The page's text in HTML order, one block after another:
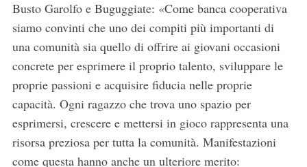
Busto Garolfo e Buguggiate: «Come banca cooperativa
siamo convinti che uno dei compiti più importanti di
una comunità sia quello di offrire ai giovani occasioni
concrete per esprimere il proprio talento, sviluppare le
proprie passioni e acquisire fiducia nelle proprie
capacità. Ogni ragazzo che trova uno spazio per
esprimersi, crescere e mettersi in gioco rappresenta una
risorsa preziosa per tutta la comunità. Manifestazioni
come questa hanno anche un ulteriore merito: